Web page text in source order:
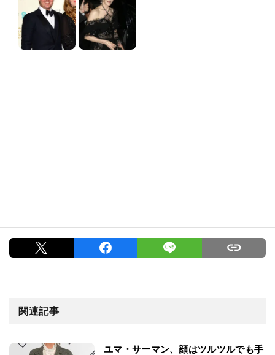
関連記事
ユマ・サーマン、顔はツルツルでも手